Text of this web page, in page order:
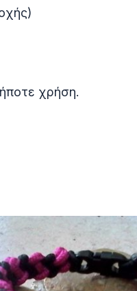
χρήση.